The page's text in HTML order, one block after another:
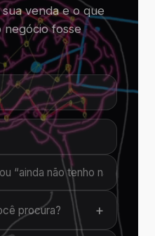
venda e o que
negócio fosse
procura? +